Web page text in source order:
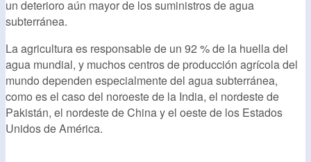
un deterioro aún mayor de los suministros de agua
subterránea.
La agricultura es responsable de un 92 % de la huella del
agua mundial, y muchos centros de producción agrícola del
mundo dependen especialmente del agua subterránea,
como es el caso del noroeste de la India, el nordeste de
Pakistán, el nordeste de China y el oeste de los Estados
Unidos de América.